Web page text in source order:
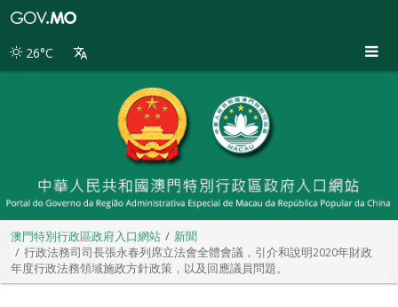
別
26°C
澳門特別行政區政府入口網站
新聞
行政法務司司長張永春列席立法會全體會議，引介和說明2020年財政
年度行政法務領域施政方針政策，以及回應議員問題。